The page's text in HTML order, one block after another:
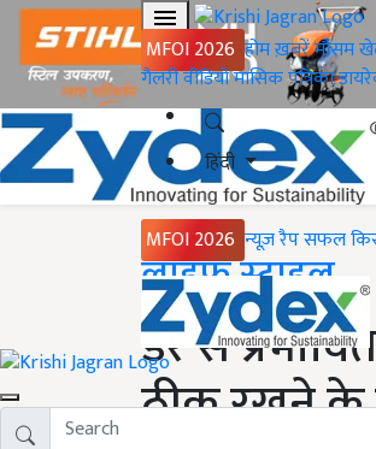
MFOI 2026 होमख़बरेंमौसम
गैलरीवीडियोमासिक पत्रिका
हिंदी
MFOI 2026 न्यूज़ रैपसफल
Home
लाइफ स्टाइल
डर से
ठीक रखने के